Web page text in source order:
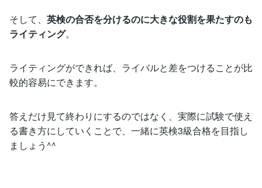
そして、 英検の合否を分けるのに大きな役割を果たすのも
ライティング。
ライティングができれば、ライバルと差をつけることが比
較的容易にできます。
答えだけ見て終わりにするのではなく、実際に試験で使え
る書き方にしていくことで、一緒に英検3級合格を目指し
ましょう^^